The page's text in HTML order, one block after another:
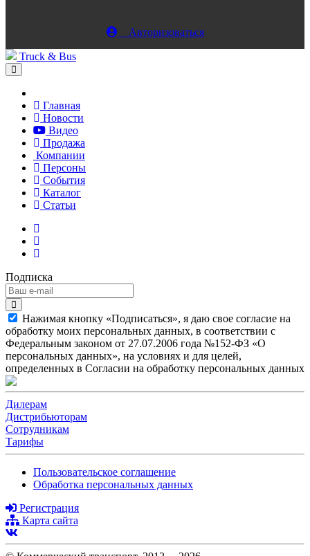
Авторизоваться
Truck & Bus
Главная
Новости
Видео
Продажа
Компании
Персоны
События
Каталог
Статьи
Подписка
Нажимая кнопку «Подписаться», я даю свое согласие на
обработку моих персональных данных, в соответствии с
Федеральным законом от 27.07.2006 года №152-ФЗ «О
персональных данных», на условиях и для целей,
определенных в Согласии на обработку персональных данных
Дилерам
Дистрибьюторам
Сотрудникам
Тарифы
Пользовательское соглашение
Обработка персональных данных
Регистрация
Карта сайта